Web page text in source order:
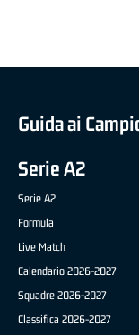
Guida ai
Serie A2
Serie A2
Formula
Live Match
Calendario 2026-2027
Squadre 2026-2027
Classifica 2026-2027